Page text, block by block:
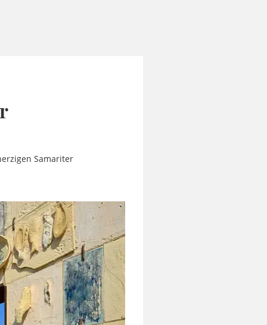
Samariter